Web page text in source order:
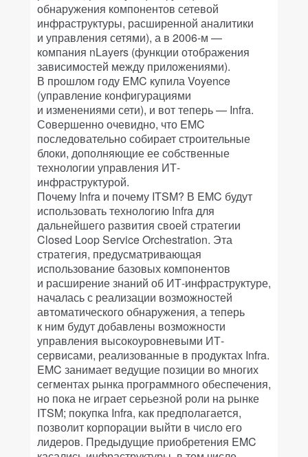
обнаружения компонентов сетевой
инфраструктуры, расширенной аналитики
и управления сетями), а в 2006-м —
компания nLayers (функции отображения
зависимостей между приложениями).
В прошлом году EMC купила Voyence
(управление конфигурациями
и изменениями сети), и вот теперь — Infra.
Совершенно очевидно, что EMC
последовательно собирает строительные
блоки, дополняющие ее собственные
технологии управления ИТ-
инфраструктурой.
Почему Infra и почему ITSM? В EMC будут
использовать технологию Infra для
дальнейшего развития своей стратегии
Closed Loop Service Orchestration. Эта
стратегия, предусматривающая
использование базовых компонентов
и расширение знаний об ИТ-инфраструктуре,
началась с реализации возможностей
автоматического обнаружения, а теперь
к ним будут добавлены возможности
управления высокоуровневыми ИТ-
сервисами, реализованные в продуктах Infra.
EMC занимает ведущие позиции во многих
сегментах рынка программного обеспечения,
но пока не играет серьезной роли на рынке
ITSM; покупка Infra, как предполагается,
позволит корпорации выйти в число его
лидеров. Предыдущие приобретения EMC